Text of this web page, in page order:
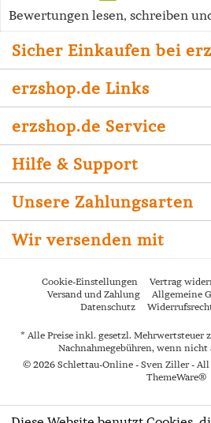
Bewertungen lesen, schreiben
Sicher Einkaufen bei
erzshop.de Links
erzshop.de Service
Hilfe & Support
Unsere Zahlungsarten
Wir versenden mit
Cookie-Einstellungen Vertrag
Versand und Zahlung
Allgemeine
Datenschutz
* Alle Preise inkl. gesetzl. Mehrwertsteuer
Nachnahmegebühren, wenn nicht
© 2026 Schlettau-Online - Sven Ziller - All
ThemeWare®